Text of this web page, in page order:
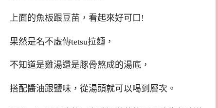
上面的魚板跟豆苗，看起來好可口!
果然是名不虛傳tetsu拉麵，
不知道是雞湯還是豚骨熬成的湯底，
搭配醬油跟鹽味，從湯頭就可以喝到層次。